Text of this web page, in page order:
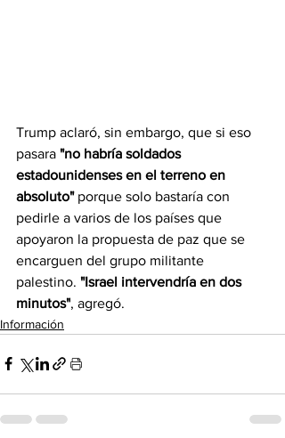
Trump aclaró, sin embargo, que si eso
pasara "no habría soldados
estadounidenses en el terreno en
absoluto" porque solo bastaría con
pedirle a varios de los países que
apoyaron la propuesta de paz que se
encarguen del grupo militante
palestino. "Israel intervendría en dos
minutos", agregó.
Información